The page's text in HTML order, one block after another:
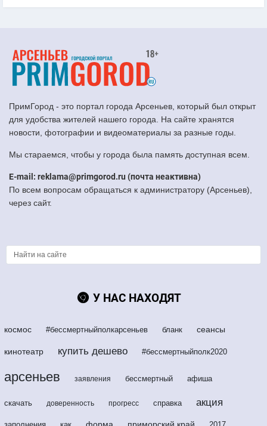
ПримГород - это портал города Арсеньев, который был открыт
для удобства жителей нашего города. На сайте хранятся
новости, фотографии и видеоматериалы за разные годы.
Мы стараемся, чтобы у города была память доступная всем.
E-mail: reklama@primgorod.ru (почта неактивна)
По всем вопросам обращаться к администратору (Арсеньев),
через сайт.
У НАС НАХОДЯТ
космос #бессмертныйполкарсеньев бланк сеансы
кинотеатр купить дешево #бессмертныйполк2020
арсеньев заявления бессмертный афиша
скачать доверенность прогресс справка акция